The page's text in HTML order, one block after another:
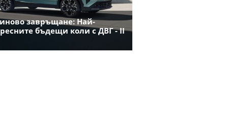
завръщане: Най-
бъдещи коли с ДВГ - II